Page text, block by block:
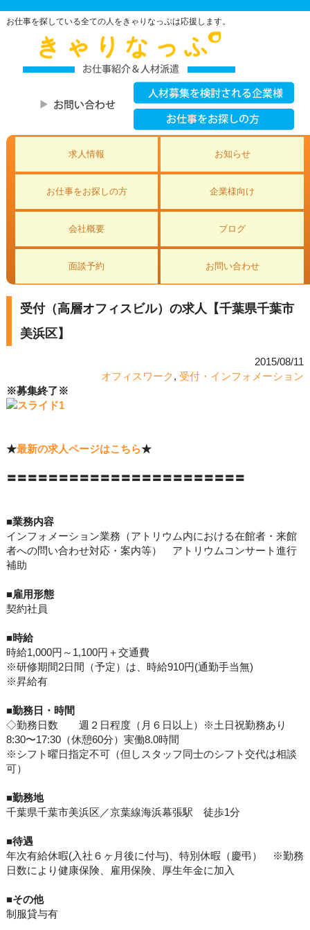
お仕事を探している全ての人をきゃりなっぷは応援します。
求人情報 お知らせ
お仕事をお探しの方 企業様向け
会社概要 ブログ
面談予約 お問い合わせ
受付（高層オフィスビル）の求人【千葉県千葉市
美浜区】
2015/08/11
オフィスワーク, 受付・インフォメーション
※募集終了※
★最新の求人ページはこちら★
〓〓〓〓〓〓〓〓〓〓〓〓〓〓〓〓〓〓〓〓〓〓〓
■業務内容
インフォメーション業務（アトリウム内における在館者・来館
者への問い合わせ対応・案内等） アトリウムコンサート進行
補助
■雇用形態
契約社員
■時給
時給1,000円～1,100円＋交通費
※研修期間2日間（予定）は、時給910円(通勤手当無)
※昇給有
■勤務日・ 時間
◇勤務日数 週２日程度（月６日以上）※土日祝勤務あり
8:30〜17:30（休憩60分）実働8.0時間
※シフト曜日指定不可（但しスタッフ同士のシフト交代は相談
可）
■勤務地
千葉県千葉市美浜区／京葉線海浜幕張駅 徒歩1分
■待遇
年次有給休暇(入社６ヶ月後に付与)、特別休暇（慶弔） ※勤務
日数により健康保険、雇用保険、厚生年金に加入
■その他
制服貸与有